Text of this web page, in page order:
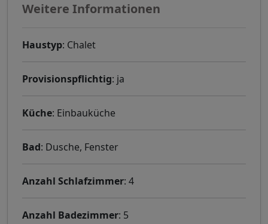
Weitere Informationen
Haustyp: Chalet
Provisionspflichtig: ja
Küche: Einbauküche
Bad: Dusche, Fenster
Anzahl Schlafzimmer: 4
Anzahl Badezimmer: 5